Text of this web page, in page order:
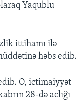
Yaqublu
ittihamı ilə
həbs edib.
O, ictimaiyyət
28-də aclığı